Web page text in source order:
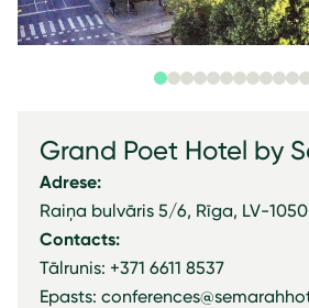
Grand Poet Hotel by
Adrese:
Raiņa bulvāris 5/6, Rīga, LV-1050
Contacts:
Tālrunis: +371 6611 8537
Epasts: